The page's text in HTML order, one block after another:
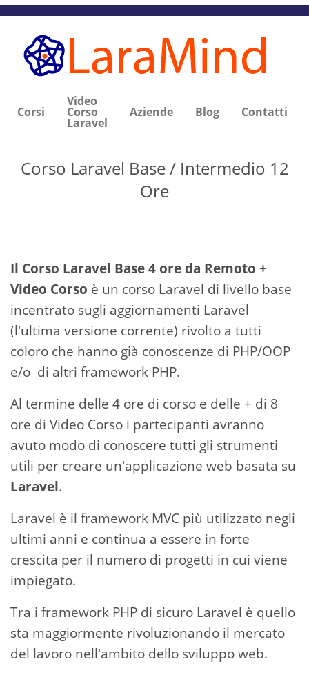
Corsi
Video
Corso
Laravel
Aziende Blog Contatti
Corso Laravel Base / Intermedio 12
Ore
Il Corso Laravel Base 4 ore da Remoto +
Video Corso è un corso Laravel di livello base
incentrato sugli aggiornamenti Laravel
(l'ultima versione corrente) rivolto a tutti
coloro che hanno già conoscenze di PHP/OOP
e/o di altri framework PHP.
Al termine delle 4 ore di corso e delle + di 8
ore di Video Corso i partecipanti avranno
avuto modo di conoscere tutti gli strumenti
utili per creare un'applicazione web basata su
Laravel.
Laravel è il framework MVC più utilizzato negli
ultimi anni e continua a essere in forte
crescita per il numero di progetti in cui viene
impiegato.
Tra i framework PHP di sicuro Laravel è quello
sta maggiormente rivoluzionando il mercato
del lavoro nell'ambito dello sviluppo web.